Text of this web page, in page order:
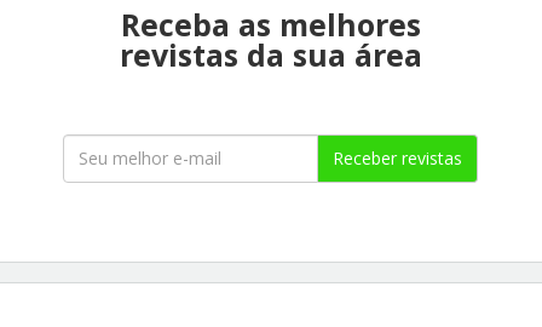
Receba as melhores
revistas da sua área
Receber revistas